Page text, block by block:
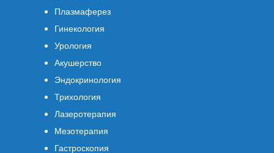
Плазмаферез
Гинекология
Урология
Акушерство
Эндокринология
Трихология
Лазеротерапия
Мезотерапия
Гастроскопия